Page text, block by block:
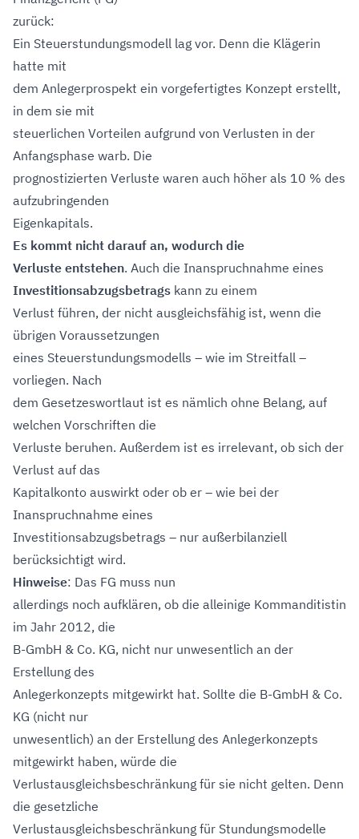
zurück:
Ein Steuerstundungsmodell lag vor. Denn die Klägerin
hatte mit
dem Anlegerprospekt ein vorgefertigtes Konzept erstellt,
in dem sie mit
steuerlichen Vorteilen aufgrund von Verlusten in der
Anfangsphase warb. Die
prognostizierten Verluste waren auch höher als 10 % des
aufzubringenden
Eigenkapitals.
Es kommt nicht darauf an, wodurch die
Verluste entstehen. Auch die Inanspruchnahme eines
Investitionsabzugsbetrags kann zu einem
Verlust führen, der nicht ausgleichsfähig ist, wenn die
übrigen Voraussetzungen
eines Steuerstundungsmodells – wie im Streitfall –
vorliegen. Nach
dem Gesetzeswortlaut ist es nämlich ohne Belang, auf
welchen Vorschriften die
Verluste beruhen. Außerdem ist es irrelevant, ob sich der
Verlust auf das
Kapitalkonto auswirkt oder ob er – wie bei der
Inanspruchnahme eines
Investitionsabzugsbetrags – nur außerbilanziell
berücksichtigt wird.
Hinweise: Das FG muss nun
allerdings noch aufklären, ob die alleinige Kommanditistin
im Jahr 2012, die
B-GmbH & Co. KG, nicht nur unwesentlich an der
Erstellung des
Anlegerkonzepts mitgewirkt hat. Sollte die B-GmbH & Co.
KG (nicht nur
unwesentlich) an der Erstellung des Anlegerkonzepts
mitgewirkt haben, würde die
Verlustausgleichsbeschränkung für sie nicht gelten. Denn
die gesetzliche
Verlustausgleichsbeschränkung für Stundungsmodelle